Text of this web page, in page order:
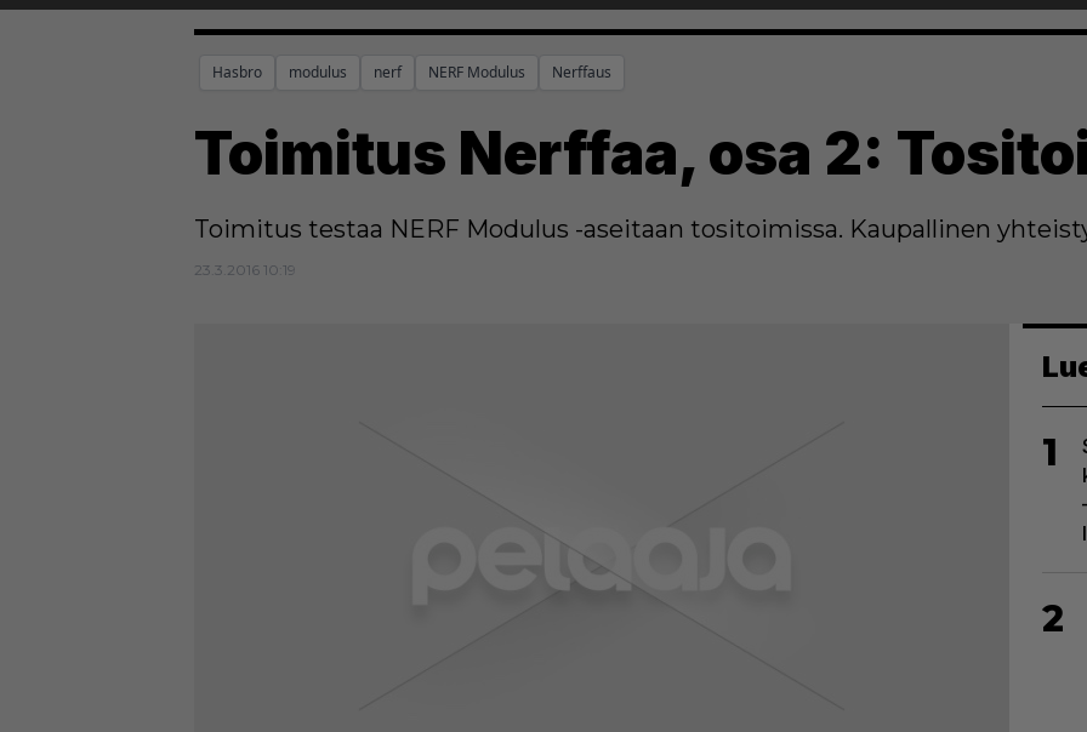
Hasbro modulus nerf NERF Modulus Nerffaus
Toimitus Nerffaa, osa 2:
Toimitus testaa NERF Modulus -aseitaan tositoimissa. Kaupallinen
23.3.2016 10:19
1
2